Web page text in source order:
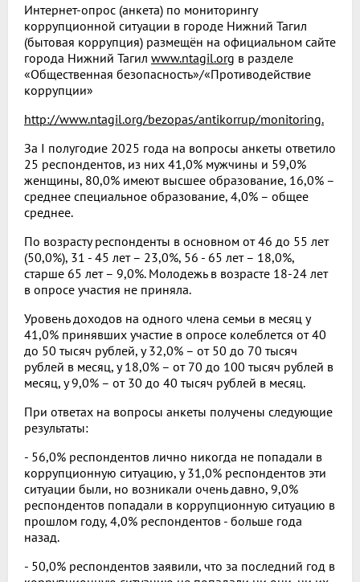
Интернет-опрос (анкета) по мониторингу
коррупционной ситуации в городе Нижний Тагил
(бытовая коррупция) размещён на официальном сайте
города Нижний Тагил www.ntagil.org в разделе
«Общественная безопасность»/«Противодействие
коррупции»
http://www.ntagil.org/bezopas/antikorrup/monitoring.
За I полугодие 2025 года на вопросы анкеты ответило
25 респондентов, из них 41,0% мужчины и 59,0%
женщины, 80,0% имеют высшее образование, 16,0% –
среднее специальное образование, 4,0% – общее
среднее.
По возрасту респонденты в основном от 46 до 55 лет
(50,0%), 31 - 45 лет – 23,0%, 56 - 65 лет – 18,0%,
старше 65 лет – 9,0%. Молодежь в возрасте 18-24 лет
в опросе участия не приняла.
Уровень доходов на одного члена семьи в месяц у
41,0% принявших участие в опросе колеблется от 40
до 50 тысяч рублей, у 32,0% – от 50 до 70 тысяч
рублей в месяц, у 18,0% – от 70 до 100 тысяч рублей в
месяц, у 9,0% – от 30 до 40 тысяч рублей в месяц.
При ответах на вопросы анкеты получены следующие
результаты:
- 56,0% респондентов лично никогда не попадали в
коррупционную ситуацию, у 31,0% респондентов эти
ситуации были, но возникали очень давно, 9,0%
респондентов попадали в коррупционную ситуацию в
прошлом году, 4,0% респондентов - больше года
назад.
- 50,0% респондентов заявили, что за последний год в